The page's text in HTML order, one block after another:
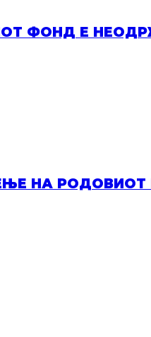
ФОНД Е
НА